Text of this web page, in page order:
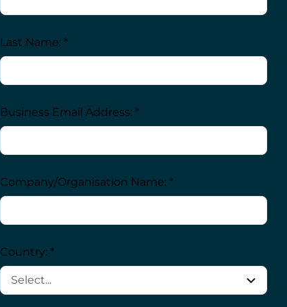
Last Name: *
Business Email Address: *
Company/Organisation Name: *
Country: *